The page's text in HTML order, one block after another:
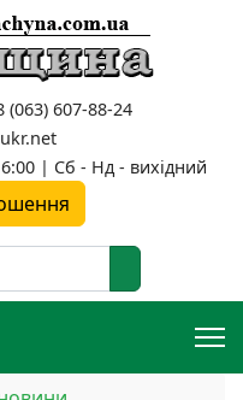
(063) 607-88-24
| Сб - Нд - вихідний